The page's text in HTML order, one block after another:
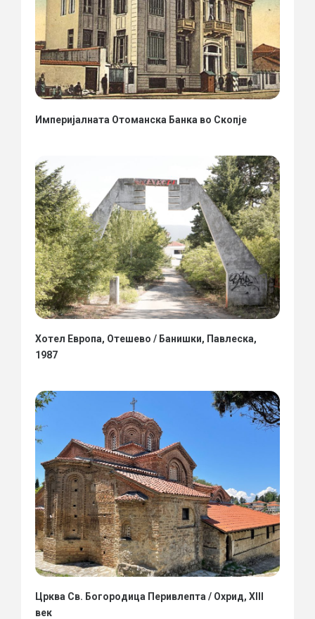
Империјалната Отоманска Банка во Скопје
Хотел Европа, Отешево / Банишки, Павлеска,
1987
Црква Св. Богородица Перивлепта / Охрид, XIII
век